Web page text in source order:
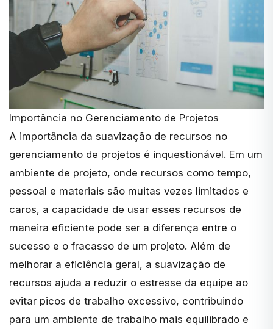
Importância no Gerenciamento de Projetos
A importância da suavização de recursos no
gerenciamento de projetos é inquestionável. Em um
ambiente de projeto, onde recursos como tempo,
pessoal e materiais são muitas vezes limitados e
caros, a capacidade de usar esses recursos de
maneira eficiente pode ser a diferença entre o
sucesso e o fracasso de um projeto. Além de
melhorar a eficiência geral, a suavização de
recursos ajuda a reduzir o estresse da equipe ao
evitar picos de trabalho excessivo, contribuindo
para um ambiente de trabalho mais equilibrado e